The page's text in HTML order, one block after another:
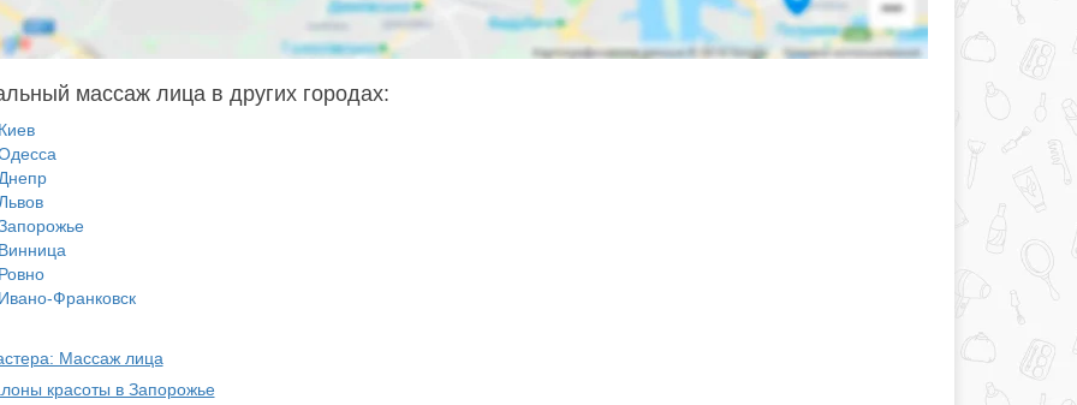
массаж лица в других городах:
Франковск
Массаж лица
красоты в Запорожье